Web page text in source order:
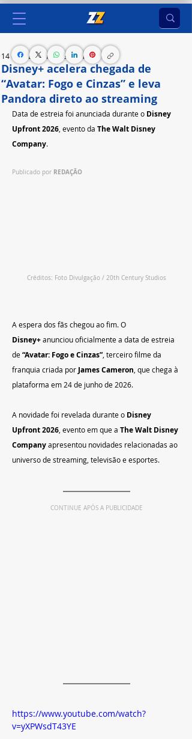
Disney+ acelera chegada de
“Avatar: Fogo e Cinzas” e leva
Pandora direto ao streaming
14 de mai.2 min de leitura
Data de estreia foi anunciada durante o Disney
Upfront 2026 , evento da The Walt Disney
Company.
Publicado por REDAÇÃO
Créditos: Foto Divulgação / 20th Century Studios
A espera dos fãs chegou ao fim. O
Disney+ anunciou oficialmente a data de estreia
de “Avatar: Fogo e Cinzas” , terceiro filme da
franquia criada por James Cameron , que chega à
plataforma em 24 de junho de 2026.
A novidade foi revelada durante o Disney
Upfront 2026 , evento em que a The Walt Disney
Company apresentou novidades relacionadas ao
universo de streaming, televisão e esportes.
CONTINUE APÓS A PUBLICIDADE
https://www.youtube.com/watch?
v=yXPWsdT43YE